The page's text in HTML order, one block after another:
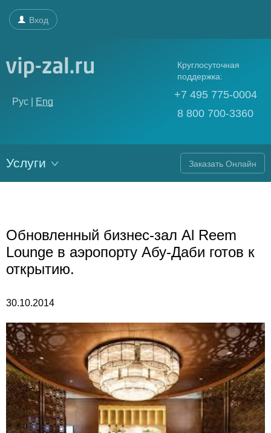
Вход
Рус | Eng
Круглосуточная
поддержка:
+7 495 775-0004
8 800 700-3360
Услуги Заказать Онлайн
Обновленный бизнес-зал Al Reem
Lounge в аэропорту Абу-Даби готов к
открытию.
30.10.2014